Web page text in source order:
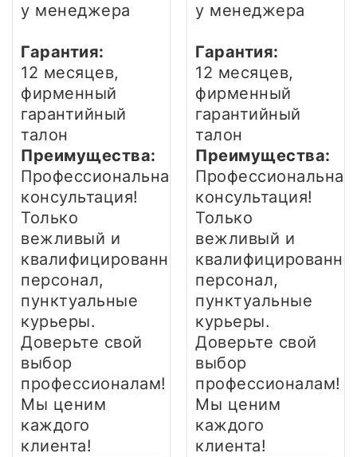
у менеджера
Гарантия:
12 месяцев,
фирменный
гарантийный
талон
Преимущества:
Профессиональная
консультация!
Только
вежливый и
квалифицированный
персонал,
пунктуальные
курьеры.
Доверьте свой
выбор
профессионалам!
Мы ценим
каждого
клиента!
у менеджера
Гарантия:
12 месяцев,
фирменный
гарантийный
талон
Преимущества:
Профессиональная
консультация!
Только
вежливый и
персонал,
пунктуальные
курьеры.
Доверьте свой
выбор
профессионалам!
Мы ценим
каждого
клиента!